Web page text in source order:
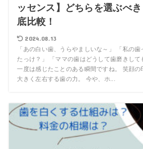
ッセンス】どちらを選ぶべ
底比較！
2024.08.13
「あの白い歯、うらやましいな～」 「私の
たっけ？」 「ママの歯はどうして歯磨きして
一度は感じたことのある瞬間ですね。 笑顔の
大きく左右する歯の力。 今や、ホ...